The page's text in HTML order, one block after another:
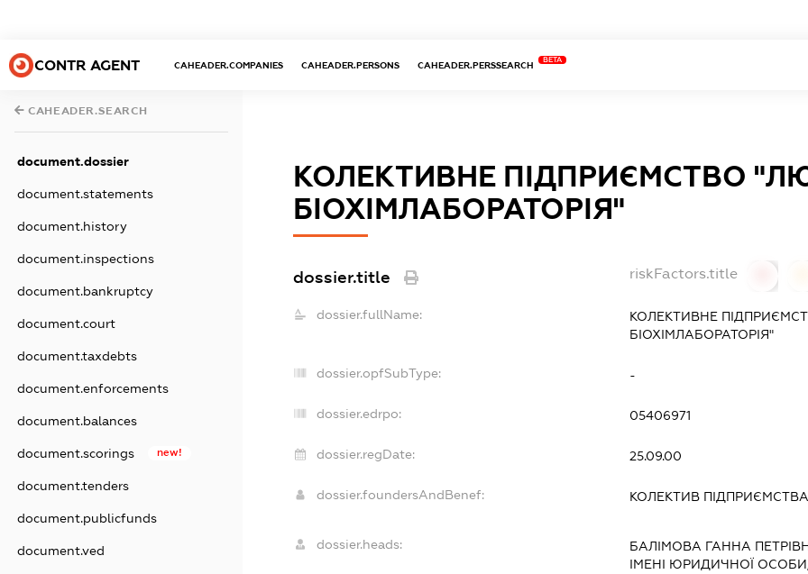
CONTR AGENT CAHEADER.COMPANIES CAHEADER.PERSONS CAHEADER.PERSSEARCH
BETA
CAHEADER.SEARCH
document.dossier
document.statements
document.history
document.inspections
document.bankruptcy
document.court
document.taxdebts
document.enforcements
document.balances
document.scorings new!
document.tenders
document.publicfunds
document.ved
КОЛЕКТИВНЕ ПІДПРИЄМСТВО
БІОХІМЛАБОРАТОРІЯ"
dossier.title riskFactors.title
dossier.fullName:
КОЛЕКТИВНЕ
БІОХІМЛАБОРАТОРІЯ"
dossier.opfSubType: -
dossier.edrpo: 05406971
dossier.regDate: 25.09.00
dossier.foundersAndBenef: КОЛЕКТИВ ПІДПРИЄМСТВА
dossier.heads: БАЛІМОВА ГАННА
ІМЕНІ ЮРИДИЧНОЇ